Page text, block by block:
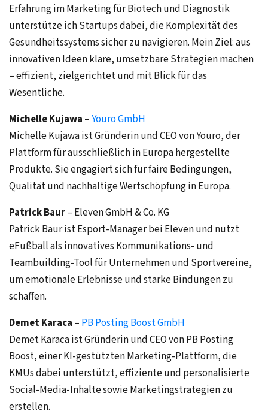
Erfahrung im Marketing für Biotech und Diagnostik
unterstütze ich Startups dabei, die Komplexität des
Gesundheitssystems sicher zu navigieren. Mein Ziel: aus
innovativen Ideen klare, umsetzbare Strategien machen
– effizient, zielgerichtet und mit Blick für das
Wesentliche.
Michelle Kujawa –Youro GmbH
Michelle Kujawa ist Gründerin und CEO von Youro, der
Plattform für ausschließlich in Europa hergestellte
Produkte. Sie engagiert sich für faire Bedingungen,
Qualität und nachhaltige Wertschöpfung in Europa.
Patrick Baur– Eleven GmbH & Co. KG
Patrick Baur ist Esport-Manager bei Eleven und nutzt
eFußball als innovatives Kommunikations- und
Teambuilding-Tool für Unternehmen und Sportvereine,
um emotionale Erlebnisse und starke Bindungen zu
schaffen.
Demet Karaca – PB Posting Boost GmbH
Demet Karaca ist Gründerin und CEO von PB Posting
Boost, einer KI-gestützten Marketing-Plattform, die
KMUs dabei unterstützt, effiziente und personalisierte
Social-Media-Inhalte sowie Marketingstrategien zu
erstellen.